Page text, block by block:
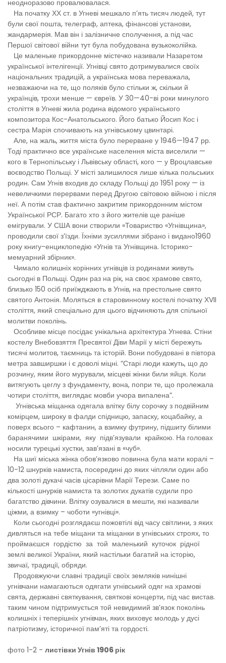
неодноразово провалювалася.
На початку ХХ ст. в Угневі мешкало п’ять тисяч людей, тут
були свої пошта, телеграф, аптека, фінансові установи,
жандармерія. Мав він і залізничне сполучення, а під час
Першої світової війни тут була побудована вузькоколійка.
Це маленьке прикордонне містечко називали Назаретом
української інтелігенції. Угнівці свято дотримувалися своїх
національних традицій, а українська мова переважала,
незважаючи на те, що поляків було стільки ж, скільки й
українців, трохи менше — євреїв. У 30—40-ві роки минулого
століття в Угневі жила родина відомого українського
композитора Кос-Анатольського. Його батько Йосип Кос і
сестра Марія спочивають на угнівському цвинтарі.
Але, на жаль, життя міста було перерване у 1946—1947 рр.
Тоді практично все українське населення міста виселили —
кого в Тернопільську і Львівську області, кого — у Вроцлавське
воєводство Польщі. У місті залишилося лише кілька польських
родин. Сам Угнів входив до складу Польщі до 1951 року — із
невеличкими перервами перед Другою світовою війною і після
неї. А потім став фактично закритим прикордонним містом
Української РСР. Багато хто з його жителів ще раніше
емігрували. У США вони створили «Товариство «Угнівщина»,
проводили свої з’їзди. Їхніми зусиллями зібрано і видано1960
року книгу-енциклопедію «Угнів та Угнівщина. Історико-
мемуарний збірник».
Чимало колишніх корінних угнівців із родинами живуть
сьогодні в Польщі. Один раз на рік, на своє храмове свято,
близько 150 осіб приїжджають в Угнів, на престольне свято
святого Антонія. Моляться в старовинному костелі початку ХVII
століття, який спеціально для цього відчиняють для спільної
молитви поколінь.
Особливе місце посідає унікальна архітектура Угнева. Стіни
костелу Внебовзяття Пресвятої Діви Марії у місті бережуть
тисячі молитов, таємниць та історій. Вони побудовані в півтора
метра завширшки і є доволі міцні. “Старі люди кажуть, що до
розчину, яким його мурували, місцеві жінки били яйця. Коли
витягують цеглу з фундаменту, вона, попри те, що пролежала
чотири століття, виглядає мовби учора випалена”.
Угнівська міщанка одягала влітку білу сорочку з подвійним
комірцем, широку в фалди спідницю, запаску, коцабайку, а
поверх всього – кафтанин, а взимку футрину, підшиту білими
баранячими шкірами, яку підв’язували крайкою. На головах
носили турецькі хустки, зав’язані в «чуб».
На шиї міська жінка обов’язково повинна була мати коралі –
10-12 шнурків намиста, посередині до яких чіпляли один або
два золоті дукачі часів цісарівни Марії Терези. Саме по
кількості шнурків намиста та золотих дукатів судили про
багатство дівчини. Влітку озувалися в мешти, які називали
ціжми, а взимку – чоботи «угнівці».
Коли сьогодні розглядаєш пожовтілі від часу світлини, з яких
дивляться на тебе міщани та міщанки в угнівських строях, то
проймаєшся гордістю за той маленький куточок рідної
землі великої України, який настільки багатий на історію,
звичаї, традиції, обряди.
Продовжуючи славні традиції своїх земляків нинішні
угнівчани намагаються одягати угнівський одяг на храмові
свята, державні святкування, святкові концерти, під час вистав.
таким чином підтримується той невидимий зв’язок поколінь
колишніх і теперішніх угнівчан, яких виховує молодь у дусі
патріотизму, історичної пам’яті та гордості.
фото 1-2 - листівки Угнів 1906 рік